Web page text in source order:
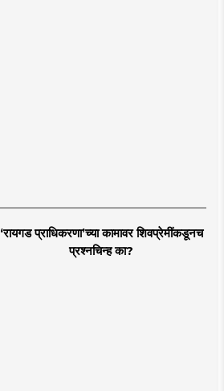
‘रायगड प्राधिकरणा’च्या कामावर शिवप्रेमींकडूनच
प्रश्नचिन्ह का?